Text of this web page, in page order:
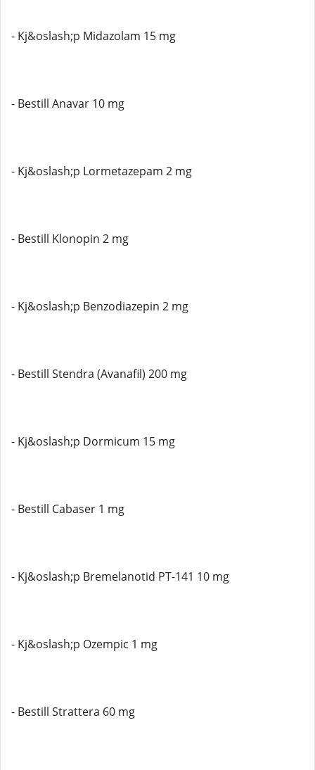
- Kj&oslash;p Midazolam 15 mg
- Bestill Anavar 10 mg
- Kj&oslash;p Lormetazepam 2 mg
- Bestill Klonopin 2 mg
- Kj&oslash;p Benzodiazepin 2 mg
- Bestill Stendra (Avanafil) 200 mg
- Kj&oslash;p Dormicum 15 mg
- Bestill Cabaser 1 mg
- Kj&oslash;p Bremelanotid PT-141 10 mg
- Kj&oslash;p Ozempic 1 mg
- Bestill Strattera 60 mg